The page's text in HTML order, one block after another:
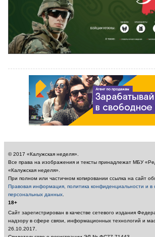
© 2017 «Калужская неделя».
Все права на изображения и тексты принадлежат МБУ
«Калужская неделя».
При полном или частичном копировании ссылка на сайт
Правовая информация, политика конфиденциальности и в
персональных данных
18+
Сайт зарегистрирован в качестве сетевого издания
надзору в сфере связи, информационных технологий и
26.10.2017.